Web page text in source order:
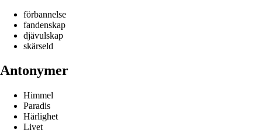
förbannelse
fandenskap
djävulskap
skärseld
Antonymer
Himmel
Paradis
Härlighet
Livet